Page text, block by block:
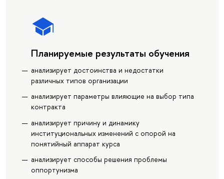
Планируемые результаты обучения
анализирует достоинства и недостатки
различных типов организации
анализирует параметры влияющие на выбор типа
контракта
анализирует причину и динамику
институциональных изменений с опорой на
понятийный аппарат курса
анализирует способы решения проблемы
оппортунизма